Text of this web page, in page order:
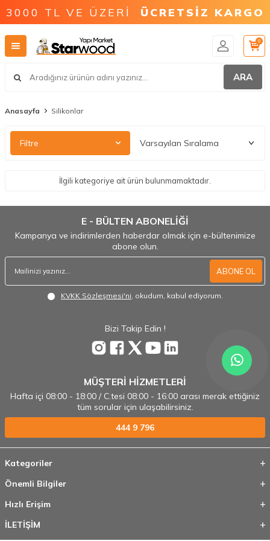
3000 TL VE ÜZERİ ÜCRETSİZ KARGO
ARA
0
Anasayfa Silikonlar
Filtre
İlgili kategoriye ait ürün bulunmamaktadır.
E - BÜLTEN ABONELİĞİ
Kampanya ve indirimlerden haberdar olmak için e-bültenimize
abone olun.
ABONE OL
KVKK Sözleşmesi'ni, okudum, kabul ediyorum.
Bizi Takip Edin !
MÜŞTERİ HİZMETLERİ
Hafta içi 08:00 - 18:00 / C.tesi 08:00 - 16:00 arası merak ettiğiniz
tüm sorular için ulaşabilirsiniz.
444 9 796
Kategoriler
Önemli Bilgiler
Hızlı Erişim
İLETİŞİM